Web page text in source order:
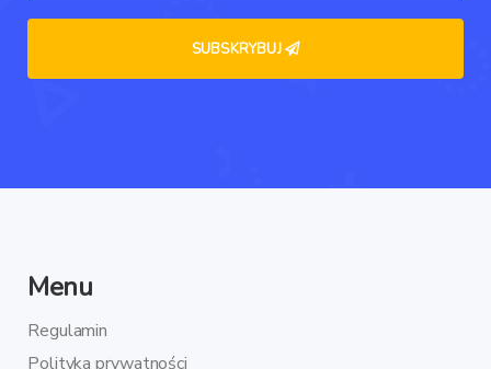
Menu
Regulamin
Polityka prywatności